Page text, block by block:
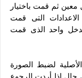
ثم قمت باختيار
التى قمت
واحد الذى قمت
لضبط الصورة